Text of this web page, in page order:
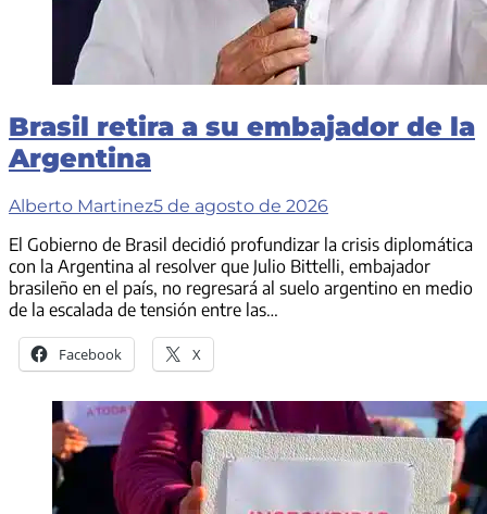
Brasil retira a su embajador de la
Argentina
Alberto Martinez5 de agosto de 2026
El Gobierno de Brasil decidió profundizar la crisis diplomática
con la Argentina al resolver que Julio Bittelli, embajador
brasileño en el país, no regresará al suelo argentino en medio
de la escalada de tensión entre las…
Facebook X